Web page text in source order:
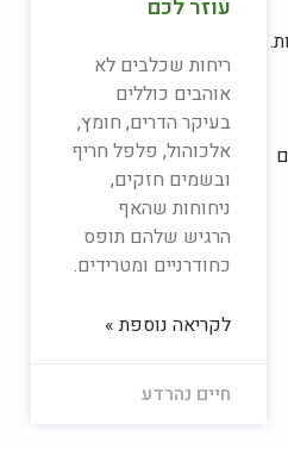
עוזר לכם
ריחות שכלבים לא
אוהבים כוללים
בעיקר הדרים, חומץ,
אלכוהול, פלפל חריף
ובשמים חזקים,
ניחוחות שהאף
הרגיש שלהם תופס
כחודרניים ומטרידים.
לקריאה נוספת »
חיים נהרדע